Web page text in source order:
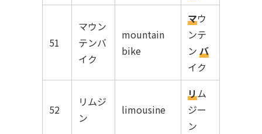
51
マウン
テンバ
イク
mountain
bike
マウ
ンテ
ンバ
イク
52
リムジ
ン
limousine
リム
ジー
ン